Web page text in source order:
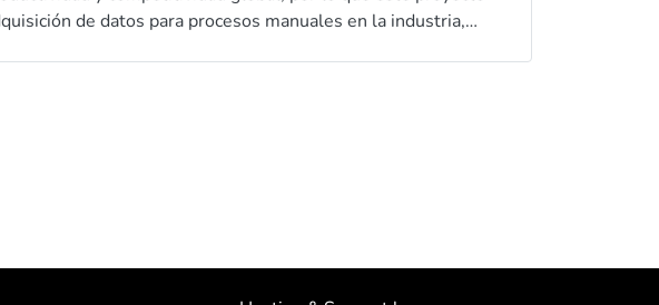
de datos para procesos manuales en la industria,